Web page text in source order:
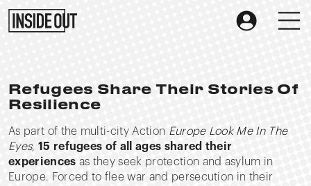
Refugees Share Their Stories Of
Resilience
As part of the multi-city Action Europe Look Me In The
Eyes, 15 refugees of all ages shared their
experiences as they seek protection and asylum in
Europe. Forced to flee war and persecution in their